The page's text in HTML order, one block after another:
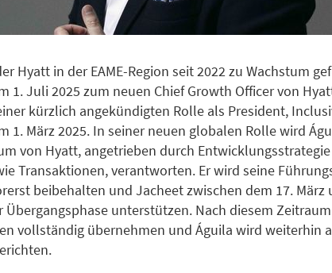
Hyatt in der EAME-Region seit 2022 zu Wachstum
1. Juli 2025 zum neuen Chief Growth Officer von
kürzlich angekündigten Rolle als President,
1. März 2025. In seiner neuen globalen Rolle wird
von Hyatt, angetrieben durch
Transaktionen, verantworten. Er wird seine
beibehalten und Jacheet zwischen dem 17. März
Übergangsphase unterstützen. Nach diesem
vollständig übernehmen und Águila wird weiterhin